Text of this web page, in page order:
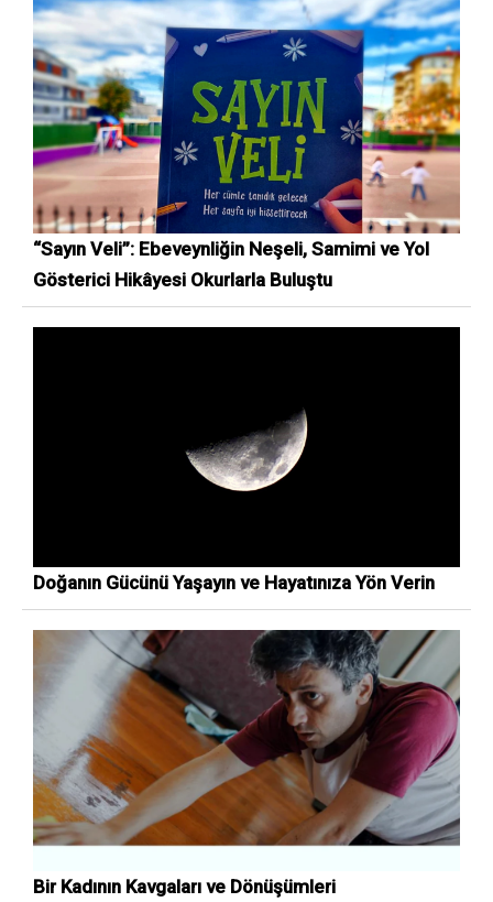
“Sayın Veli”: Ebeveynliğin Neşeli, Samimi ve Yol
Gösterici Hikâyesi Okurlarla Buluştu
Doğanın Gücünü Yaşayın ve Hayatınıza Yön Verin
Bir Kadının Kavgaları ve Dönüşümleri